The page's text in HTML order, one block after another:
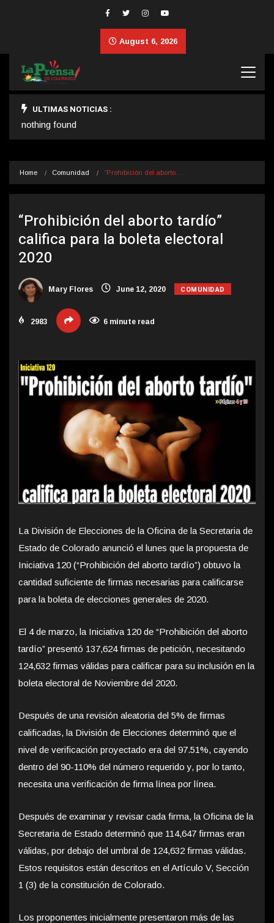
August 6, 2026
ULTIMAS NOTICIAS :
nothing found
Home Comunidad “Prohibición del aborto…
“Prohibición del aborto tardío”
califica para la boleta electoral
2020
Mary Flores June 12, 2020 COMUNIDAD
2983 6 minute read
La División de Elecciones de la Oficina de la Secretaria de
Estado de Colorado anunció el lunes que la propuesta de
Iniciativa 120 (“Prohibición del aborto tardío”) obtuvo la
cantidad suficiente de firmas necesarias para calificarse
para la boleta de elecciones generales de 2020.
El 4 de marzo, la Iniciativa 120 de “Prohibición del aborto
tardío” presentó 137,624 firmas de petición, necesitando
124,632 firmas válidas para calificar para su inclusión en la
boleta electoral de Noviembre del 2020.
Después de una revisión aleatoria del 5% de firmas
calificadas, la División de Elecciones determinó que el
nivel de verificación proyectado era del 97.51%, cayendo
dentro del 90-110% del número requerido y, por lo tanto,
necesita una verificación de firma línea por línea.
Después de examinar y revisar cada firma, la Oficina de la
Secretaria de Estado determinó que 114,647 firmas eran
válidas, por debajo del umbral de 124,632 firmas válidas.
Estos requisitos están descritos en el Artículo V, Sección
1 (3) de la constitución de Colorado.
Los proponentes inicialmente presentaron más de las